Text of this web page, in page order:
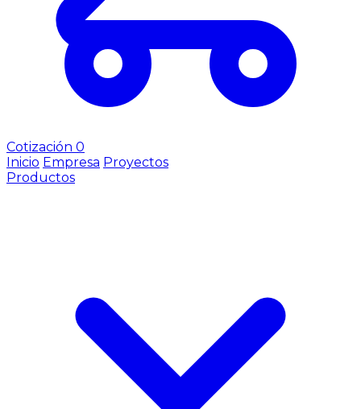
Cotización 0
Inicio Empresa Proyectos
Productos